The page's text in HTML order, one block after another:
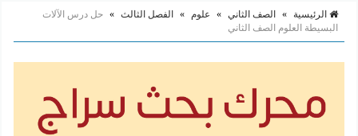
الرئيسية » الصف الثاني » علوم » الفصل الثالث » حل درس الآلات
البسيطة العلوم الصف الثاني